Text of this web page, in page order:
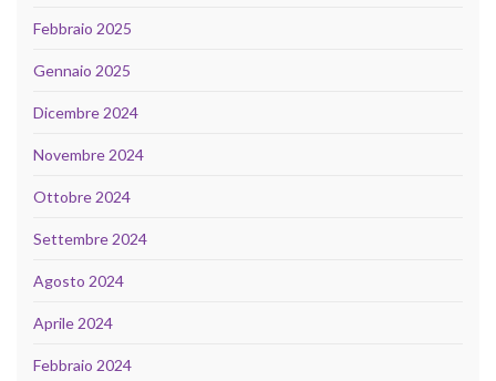
Febbraio 2025
Gennaio 2025
Dicembre 2024
Novembre 2024
Ottobre 2024
Settembre 2024
Agosto 2024
Aprile 2024
Febbraio 2024